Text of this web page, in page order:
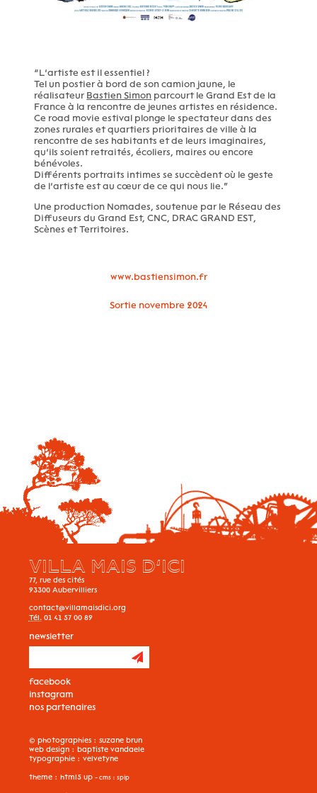
“L’artiste est il essentiel ?
Tel un postier à bord de son camion jaune, le
réalisateur Bastien Simon parcourt le Grand Est de la
France à la rencontre de jeunes artistes en résidence.
Ce road movie estival plonge le spectateur dans des
zones rurales et quartiers prioritaires de ville à la
rencontre de ses habitants et de leurs imaginaires,
qu’ils soient retraités, écoliers, maires ou encore
bénévoles.
Différents portraits intimes se succèdent où le geste
de l’artiste est au cœur de ce qui nous lie.”
Une production Nomades, soutenue par le Réseau des
Diffuseurs du Grand Est, CNC, DRAC GRAND EST,
Scènes et Territoires.
www.bastiensimon.fr
Sortie novembre 2024
newsletter
facebook
instagram
nos partenaires
VILLA MAIS D’ICI
77, rue des cités
93300 Aubervilliers
contact@villamaisdici.org
Tél. 01 41 57 00 89
© photographies : suzane brun
web design : baptiste vandaele
typographie : velvetyne
theme : html5 up - cms : spip